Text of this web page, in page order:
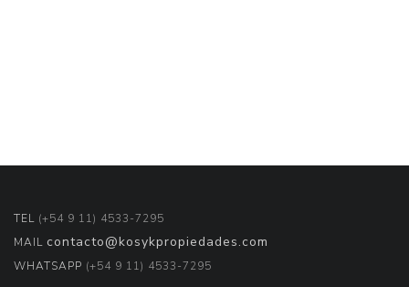
TEL (+54 9 11) 4533-7295
MAIL contacto@kosykpropiedades.com
WHATSAPP (+54 9 11) 4533-7295